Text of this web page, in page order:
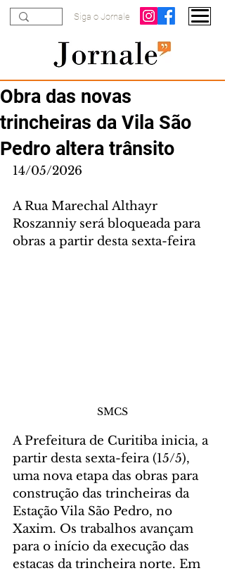
Siga o Jornale
Obra das novas
trincheiras da Vila São
Pedro altera trânsito
14/05/2026
A Rua Marechal Althayr
Roszanniy será bloqueada para
obras a partir desta sexta-feira
SMCS
A Prefeitura de Curitiba inicia, a
partir desta sexta-feira (15/5),
uma nova etapa das obras para
construção das trincheiras da
Estação Vila São Pedro, no
Xaxim. Os trabalhos avançam
para o início da execução das
estacas da trincheira norte. Em